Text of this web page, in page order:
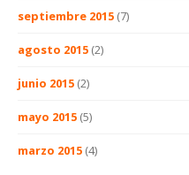
septiembre 2015 (7)
agosto 2015 (2)
junio 2015 (2)
mayo 2015 (5)
marzo 2015 (4)